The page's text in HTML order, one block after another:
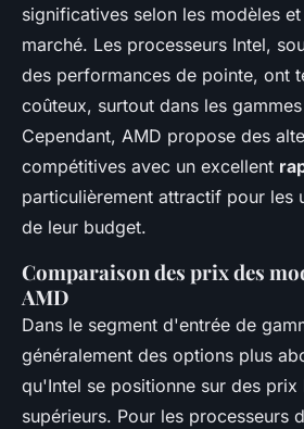
significatives selon les modèles
marché. Les processeurs Intel,
des performances de pointe, ont
coûteux, surtout dans les
Cependant, AMD propose des
compétitives avec un excellent
particulièrement attractif pour les
de leur budget.
Comparaison des prix des
AMD
Dans le segment d'entrée de
généralement des options plus
qu'Intel se positionne sur des prix
supérieurs. Pour les processeurs